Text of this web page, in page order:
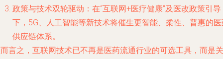
政策与技术双轮驱动 ：在“互联网+医疗健康”及医改政策引导
下，5G、人工智能等新技术将催生更智能、柔性、普惠的
供应链体系。
言之，互联网技术已不再是医药流通行业的可选工具，而是关